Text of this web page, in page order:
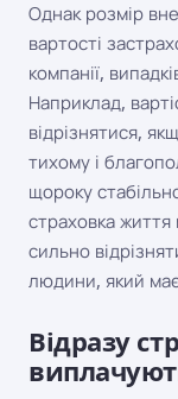
Однак розмір
вартості
компанії,
Наприклад,
відрізнятися,
тихому і
щороку
страховка
сильно
людини, який
Відразу